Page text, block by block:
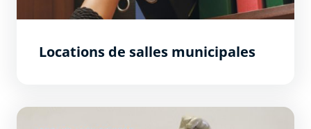
Locations de salles municipales
Délibérations du conseil municipal du jeudi 29 janvier